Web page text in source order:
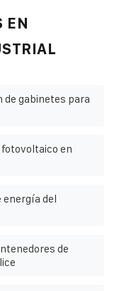
EN
de gabinetes para
en
energía del
de